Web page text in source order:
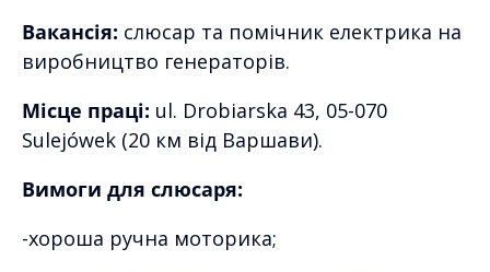
Вакансія: слюсар та помічник електрика на
виробництво генераторів.
Місце праці: ul. Drobiarska 43, 05-070
Sulejówek (20 км від Варшави).
Вимоги для слюсаря:
-хороша ручна моторика;